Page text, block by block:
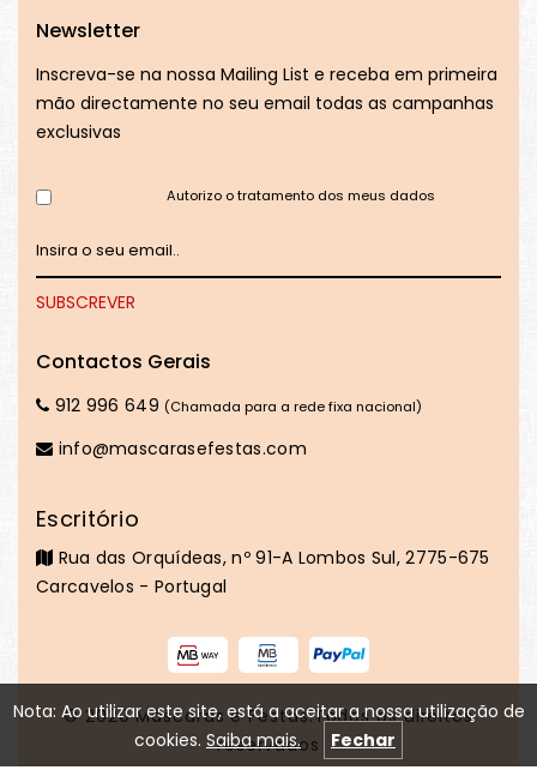
Nota: Ao utilizar este site, está a aceitar a nossa utilização de
cookies. Saiba mais. Fechar
Newsletter
Inscreva-se na nossa Mailing List e receba em primeira
mão directamente no seu email todas as campanhas
exclusivas
Autorizo o tratamento dos meus dados
Contactos Gerais
912 996 649 (Chamada para a rede fixa nacional)
info@mascarasefestas.com
Escritório
Rua das Orquídeas, nº 91-A Lombos Sul, 2775-675
Carcavelos - Portugal
© 2020Máscaras e Festas.Todos os direitos
reservados